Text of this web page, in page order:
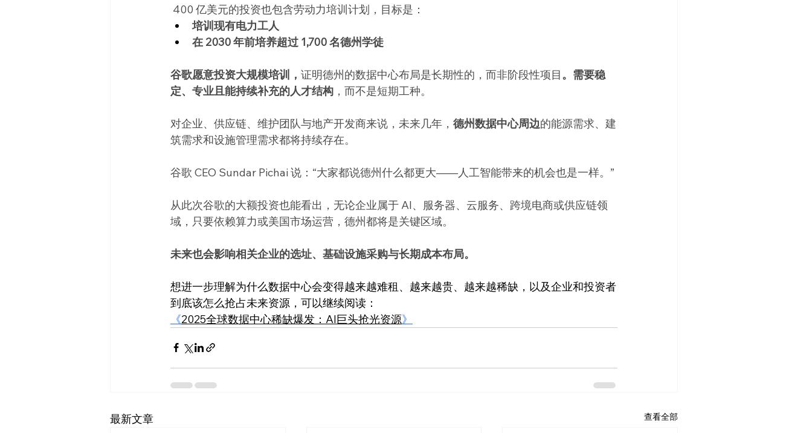
400 亿美元的投资也包含劳动力培训计划，目标是：
培训现有电力工人
在 2030 年前培养超过 1,700 名德州学徒
谷歌愿意投资大规模培训， 证明德州的数据中心布局是长期性的，而非阶段性项目。需要稳
定、专业且能持续补充的人才结构 ，而不是短期工种。
对企业、供应链、维护团队与地产开发商来说，未来几年， 德州数据中心周边的能源需求、建
筑需求和设施管理需求都将持续存在。
谷歌 CEO Sundar Pichai 说：“大家都说德州什么都更大——人工智能带来的机会也是一样。”
从此次谷歌的大额投资也能看出，无论企业属于 AI、服务器、云服务、跨境电商或供应链领
域，只要依赖算力或美国市场运营，德州都将是关键区域。
未来也会影响相关企业的选址、基础设施采购与长期成本布局。
想进一步理解为什么数据中心会变得越来越难租、越来越贵、越来越稀缺，以及企业和投资者
到底该怎么抢占未来资源，可以继续阅读：
《2025全球数据中心稀缺爆发：AI巨头抢光资源》
最新文章 查看全部